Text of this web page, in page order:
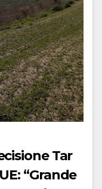
Tar
“Grande